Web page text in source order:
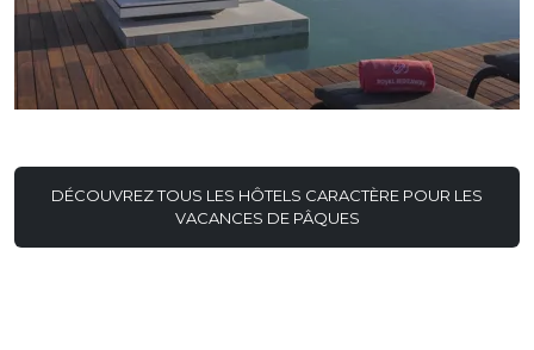
DÉCOUVREZ TOUS LES HÔTELS CARACTÈRE POUR LES
VACANCES DE PÂQUES